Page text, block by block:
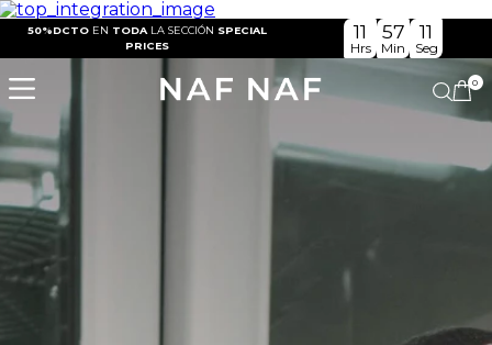
50%DCTO EN TODA LA SECCIÓN SPECIAL
PRICES
11
Hrs
57
Min
11
Seg
0